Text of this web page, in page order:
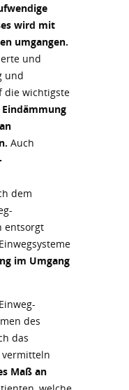
wird mit
umgangen.
und
und
die wichtigste
Eindämmung
Auch
dem
entsorgt
im Umgang
des
das
vermitteln
Maß an